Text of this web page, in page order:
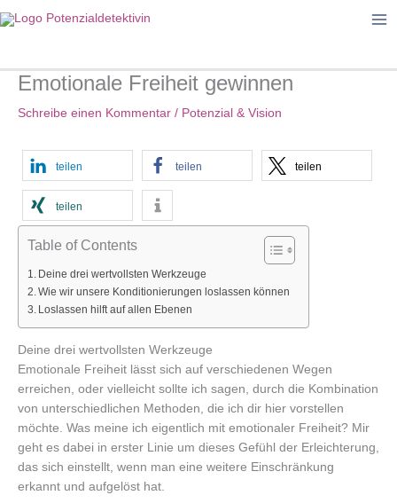
Inhalt
Emotionale Freiheit gewinnen
Schreibe einen Kommentar / Potenzial & Vision
teilen teilen teilen
teilen
Table of Contents
Deine drei wertvollsten Werkzeuge
Wie wir unsere Konditionierungen loslassen können
Loslassen hilft auf allen Ebenen
Deine drei wertvollsten Werkzeuge
Emotionale Freiheit lässt sich auf verschiedenen Wegen
erreichen, oder vielleicht sollte ich sagen, durch die Kombination
von unterschiedlichen Methoden, die ich dir hier vorstellen
möchte. Was meine ich eigentlich mit emotionaler Freiheit? Mir
geht es dabei in erster Linie um dieses Gefühl der Erleichterung,
das sich einstellt, wenn man eine weitere Einschränkung
erkannt und aufgelöst hat.